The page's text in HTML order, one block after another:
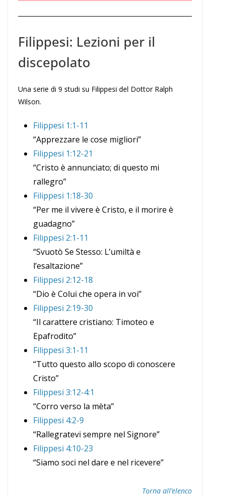
Filippesi: Lezioni per il
discepolato
Una serie di 9 studi su Filippesi del Dottor Ralph
Wilson.
Filippesi 1:1-11
“Apprezzare le cose migliori”
Filippesi 1:12-21
“Cristo è annunciato; di questo mi
rallegro”
Filippesi 1:18-30
“Per me il vivere è Cristo, e il morire è
guadagno”
Filippesi 2:1-11
“Svuotò Se Stesso: L’umiltà e
l’esaltazione”
Filippesi 2:12-18
“Dio è Colui che opera in voi”
Filippesi 2:19-30
“Il carattere cristiano: Timoteo e
Epafrodito”
Filippesi 3:1-11
“Tutto questo allo scopo di conoscere
Cristo”
Filippesi 3:12-4:1
“Corro verso la mèta”
Filippesi 4:2-9
“Rallegratevi sempre nel Signore”
Filippesi 4:10-23
“Siamo soci nel dare e nel ricevere”
Torna all’elenco